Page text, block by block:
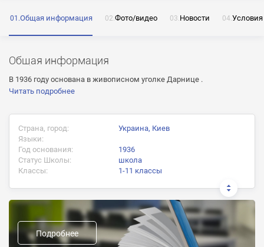
Общая информация Фото/видео Новости
Общая информация
В 1936 году основана в живописном уголке Дарнице .
Читать подробнее
Страна, город:
Украина, Киев
Языки:
Год основания:
1936
Статус Школы:
школа
Классы:
1-11 классы
Документ об окончании:
Аттестат о полном среднем образовании
Предыдущие названия:
Подробнее
Нажимая на кнопку «Отправить» я даю согласие
ОТПРАВИТЬ
на обработку моих персональных данных
на обработку моих персональных данных